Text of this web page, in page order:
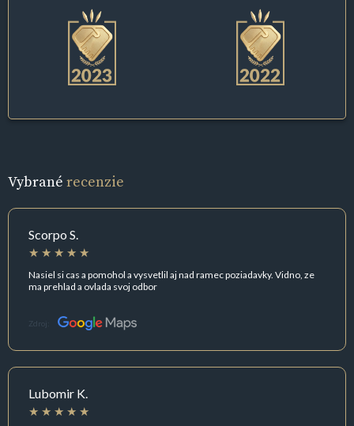
Vybrané recenzie
Scorpo S.
Nasiel si cas a pomohol a vysvetlil aj nad ramec poziadavky. Vidno, ze
ma prehlad a ovlada svoj odbor
Zdroj:
Lubomir K.